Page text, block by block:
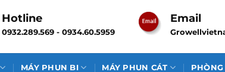
Hotline
0932.289.569 - 0934.60.5959
Email
MÁY PHUN BI MÁY PHUN CÁT